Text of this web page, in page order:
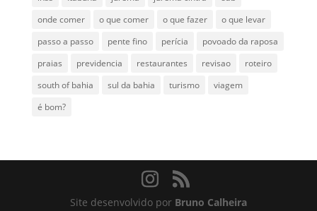
onde comer
o que comer o que fazer
o que levar
passo a passo
pente fino perícia
povoado da raposa
praias
previdencia restaurantes revisao
roteiro
south of bahia
sul da bahia turismo
viagem
é bom?
Site desenvolvido por Bruno Calheira